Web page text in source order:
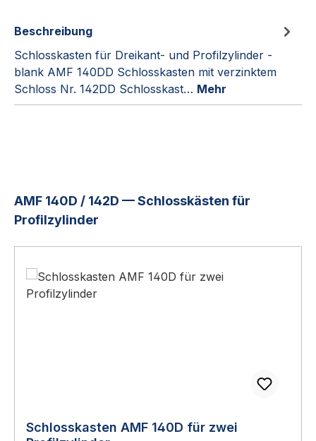
Beschreibung
Schlosskasten für Dreikant- und Profilzylinder -
blank AMF 140DD Schlosskasten mit verzinktem
Schloss Nr. 142DD Schlosskast… Mehr
Produktgalerie überspringen
AMF 140D / 142D — Schlosskästen für
Profilzylinder
Schlosskasten AMF 140D für zwei